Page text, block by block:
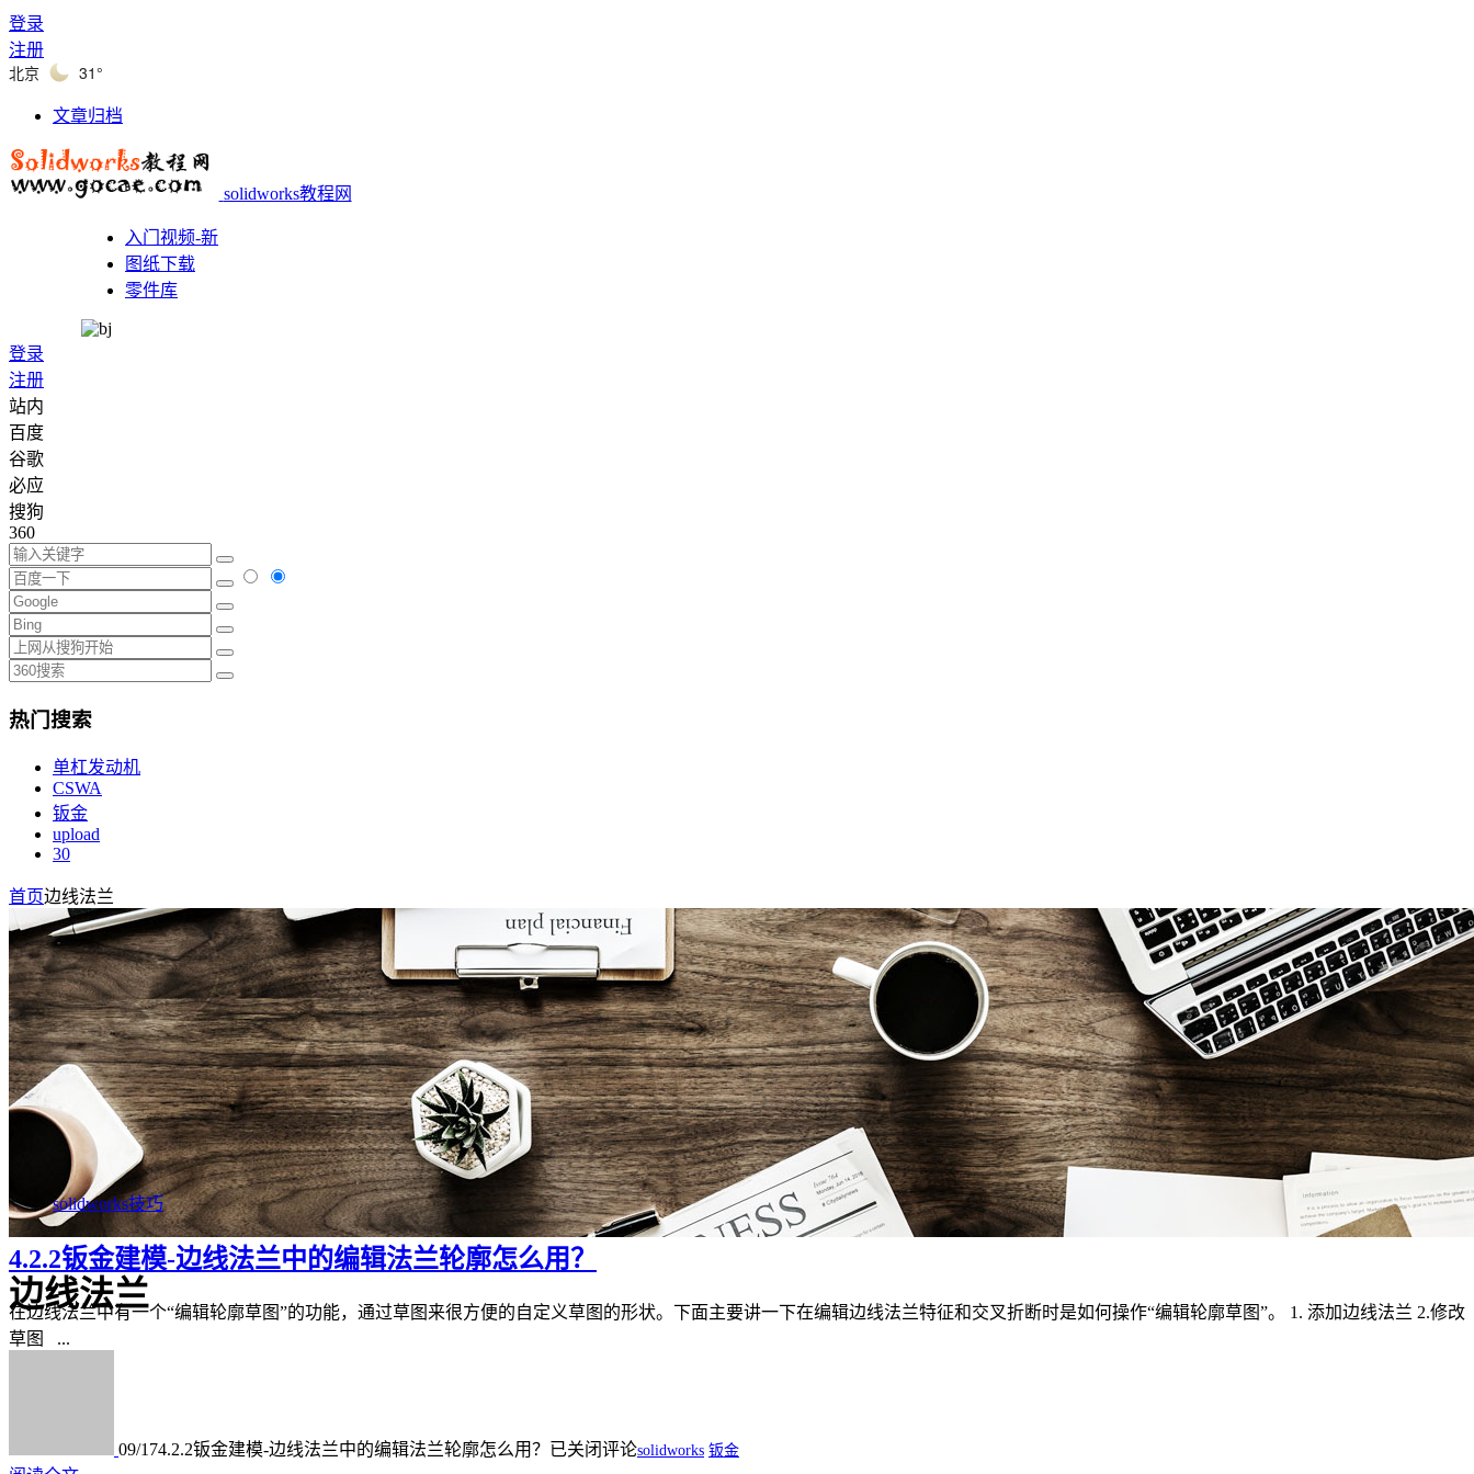
登录
注册
北京 31°
文章归档
solidworks教程网
入门视频-新
图纸下载
零件库
登录
注册
站内
百度
谷歌
必应
搜狗
360
热门搜索
单杠发动机
CSWA
钣金
upload
30
首页边线法兰
边线法兰
solidworks技巧
4.2.2钣金建模-边线法兰中的编辑法兰轮廓怎么用？
在边线法兰中有一个“编辑轮廓草图”的功能，通过草图来很方便的自定义草图的形状。下面主要讲一下在编辑边线法兰特征和交叉折断时是如何操作“编辑轮廓草图”。 1. 添加边线法兰 2.修改
草图 ...
09/174.2.2钣金建模-边线法兰中的编辑法兰轮廓怎么用？ 已关闭评论solidworks 钣金